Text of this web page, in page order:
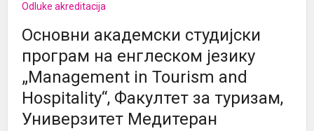
Odluke akreditacija
Основни академски студијски
програм на енглеском језику
„Management in Tourism and
Hospitality“, Факултет за туризам,
Универзитет Медитеран